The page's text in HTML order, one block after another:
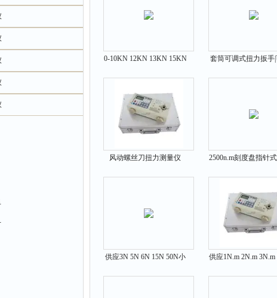
0-10KN 12KN 13KN 15KN
套筒可调式扭力扳手|
风动螺丝刀扭力测量仪
2500n.m刻度盘指针
供应3N 5N 6N 15N 50N小
供应1N.m 2N.m 3N.m